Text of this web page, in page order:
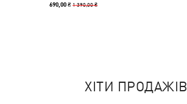
690,00 ₴ 1 390,00 ₴
ХІТИ ПРОДАЖІВ